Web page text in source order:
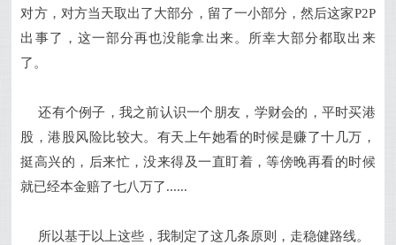
对方，对方当天取出了大部分，留了一小部分，然后这家P2P
出事了，这一部分再也没能拿出来。所幸大部分都取出来
了。
还有个例子，我之前认识一个朋友，学财会的，平时买港
股，港股风险比较大。有天上午她看的时候是赚了十几万，
挺高兴的，后来忙，没来得及一直盯着，等傍晚再看的时候
就已经本金赔了七八万了......
所以基于以上这些，我制定了这几条原则，走稳健路线。